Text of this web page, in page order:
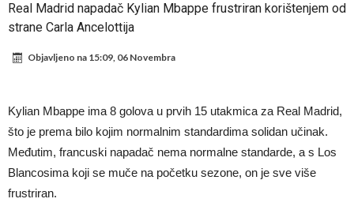
oprati
Ko je uvjerio Rodrija da izabere Barcelonu?
Samo dva fudbalska velikana uspjela su ostvariti “nemoguće”! Jedan
od njih je Messi, znate li ko je drugi?
Прijelom u transferu Romera? Inter nema dovoljno sredstava,
Atletico prati situaciju.
Real Madrid napadač Kylian Mbappe frustriran korištenjem od
strane Carla Ancelottija
Objavljeno na 15:09, 06 Novembra
Kylian Mbappe ima 8 golova u prvih 15 utakmica za Real Madrid,
što je prema bilo kojim normalnim standardima solidan učinak.
Međutim, francuski napadač nema normalne standarde, a s Los
Blancosima koji se muče na početku sezone, on je sve više
frustriran.